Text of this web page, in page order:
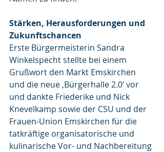
Stärken, Herausforderungen und
Zukunftschancen
Erste Bürgermeisterin Sandra
Winkelspecht stellte bei einem
Grußwort den Markt Emskirchen
und die neue ‚Bürgerhalle 2.0‘ vor
und dankte Friederike und Nick
Knevelkamp sowie der CSU und der
Frauen-Union Emskirchen für die
tatkräftige organisatorische und
kulinarische Vor- und Nachbereitung